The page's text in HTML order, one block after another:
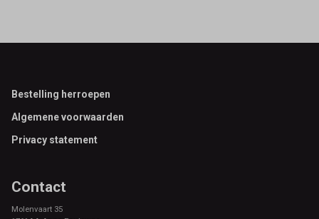
Footer
Bestelling herroepen
Algemene voorwaarden
Privacy statement
Contact
Molenvaart 35